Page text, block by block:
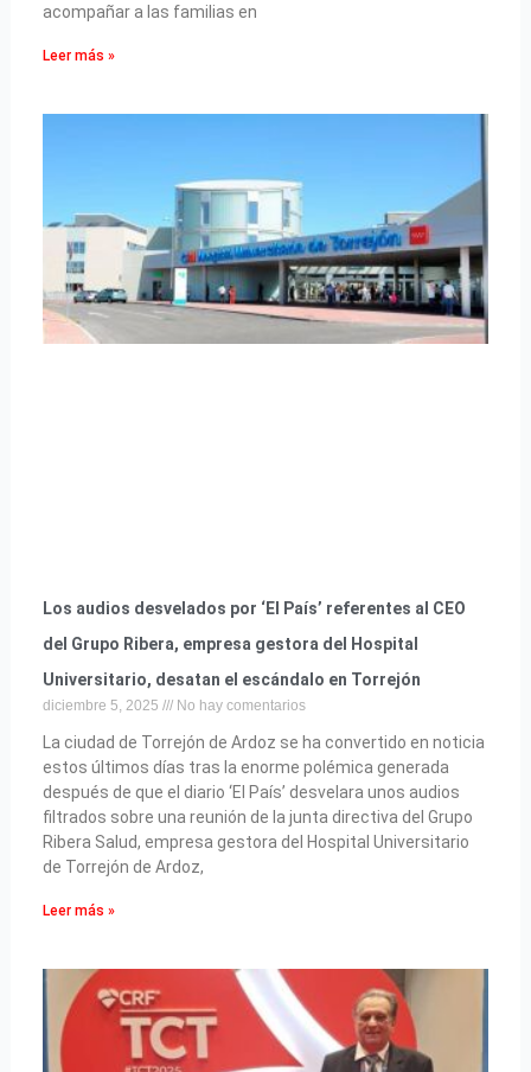
acompañar a las familias en
Leer más »
Los audios desvelados por ‘El País’ referentes al CEO
del Grupo Ribera, empresa gestora del Hospital
Universitario, desatan el escándalo en Torrejón
diciembre 5, 2025 No hay comentarios
La ciudad de Torrejón de Ardoz se ha convertido en noticia
estos últimos días tras la enorme polémica generada
después de que el diario ‘El País’ desvelara unos audios
filtrados sobre una reunión de la junta directiva del Grupo
Ribera Salud, empresa gestora del Hospital Universitario
de Torrejón de Ardoz,
Leer más »